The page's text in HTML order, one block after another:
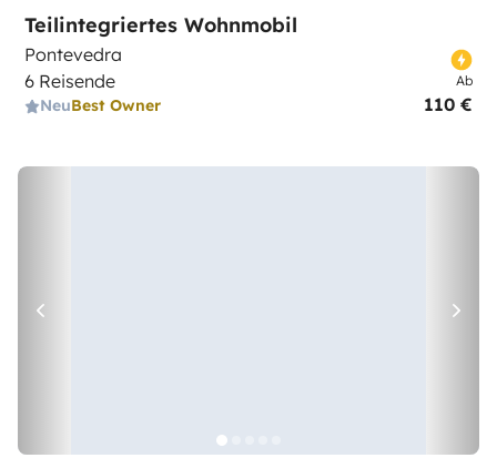
Teilintegriertes Wohnmobil
Pontevedra
6 Reisende
NeuBest Owner
Ab
110 €